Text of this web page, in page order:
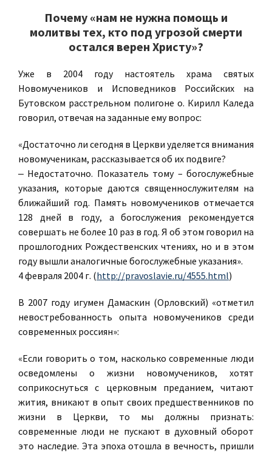
Почему «нам не нужна помощь и
молитвы тех, кто под угрозой смерти
остался верен Христу»?
Уже в 2004 году настоятель храма святых
Новомучеников и Исповедников Российских на
Бутовском расстрельном полигоне о. Кирилл Каледа
говорил, отвечая на заданные ему вопрос:
«Достаточно ли сегодня в Церкви уделяется внимания
новомученикам, рассказывается об их подвиге?
‒ Недостаточно. Показатель тому – богослужебные
указания, которые даются священнослужителям на
ближайший год. Память новомучеников отмечается
128 дней в году, а богослужения рекомендуется
совершать не более 10 раз в год. Я об этом говорил на
прошлогодних Рождественских чтениях, но и в этом
году вышли аналогичные богослужебные указания».
4 февраля 2004 г. (http://pravoslavie.ru/4555.html)
В 2007 году игумен Дамаскин (Орловский) «отметил
невостребованность опыта новомучеников среди
современных россиян»:
«Если говорить о том, насколько современные люди
осведомлены о жизни новомучеников, хотят
соприкоснуться с церковным преданием, читают
жития, вникают в опыт своих предшественников по
жизни в Церкви, то мы должны признать:
современные люди не пускают в духовный оборот
это наследие. Эта эпоха отошла в вечность, пришли